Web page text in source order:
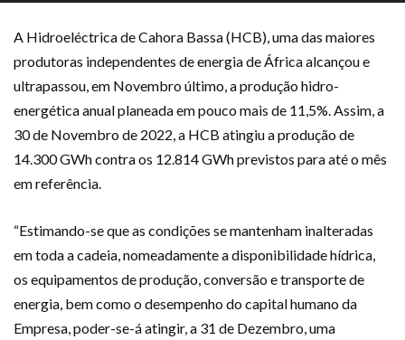
A Hidroeléctrica de Cahora Bassa (HCB), uma das maiores
produtoras independentes de energia de África alcançou e
ultrapassou, em Novembro último, a produção hidro-
energética anual planeada em pouco mais de 11,5%. Assim, a
30 de Novembro de 2022, a HCB atingiu a produção de
14.300 GWh contra os 12.814 GWh previstos para até o mês
em referência.
“Estimando-se que as condições se mantenham inalteradas
em toda a cadeia, nomeadamente a disponibilidade hídrica,
os equipamentos de produção, conversão e transporte de
energia, bem como o desempenho do capital humano da
Empresa, poder-se-á atingir, a 31 de Dezembro, uma